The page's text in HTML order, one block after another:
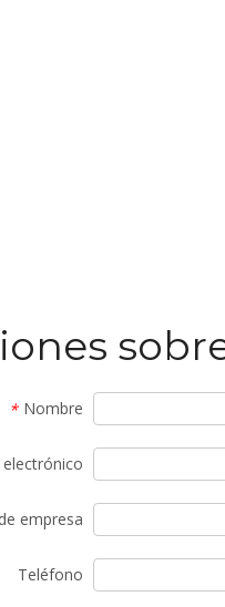
* Nombre
empresa
Teléfono